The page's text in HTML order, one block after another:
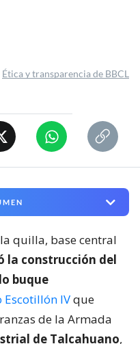
Ética y transparencia de BBCL
quilla, base central
la construcción del
buque
Escotillón IVque
de la Armada
de Talcahuano,